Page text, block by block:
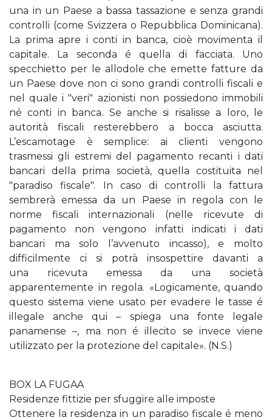
una in un Paese a bassa tassazione e senza grandi
controlli (come Svizzera o Repubblica Dominicana).
La prima apre i conti in banca, cioè movimenta il
capitale. La seconda é quella di facciata. Uno
specchietto per le allodole che emette fatture da
un Paese dove non ci sono grandi controlli fiscali e
nel quale i "veri" azionisti non possiedono immobili
né conti in banca. Se anche si risalisse a loro, le
autorità fiscali resterebbero a bocca asciutta.
L’escamotage è semplice: ai clienti vengono
trasmessi gli estremi del pagamento recanti i dati
bancari della prima società, quella costituita nel
"paradiso fiscale". In caso di controlli la fattura
sembrerà emessa da un Paese in regola con le
norme fiscali internazionali (nelle ricevute di
pagamento non vengono infatti indicati i dati
bancari ma solo l’avvenuto incasso), e molto
difficilmente ci si potrà insospettire davanti a
una ricevuta emessa da una società
apparentemente in regola. «Logicamente, quando
questo sistema viene usato per evadere le tasse é
illegale anche qui – spiega una fonte legale
panamense –, ma non é illecito se invece viene
utilizzato per la protezione del capitale». (N.S.)
BOX LA FUGAA
Residenze fittizie per sfuggire alle imposte
Ottenere la residenza in un paradiso fiscale é meno